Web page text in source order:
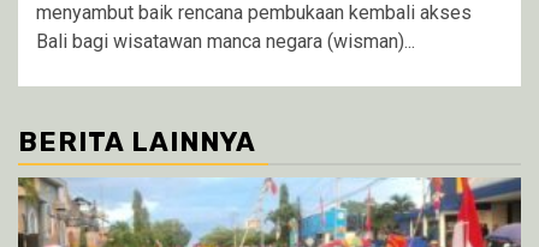
menyambut baik rencana pembukaan kembali akses
Bali bagi wisatawan manca negara (wisman)...
BERITA LAINNYA